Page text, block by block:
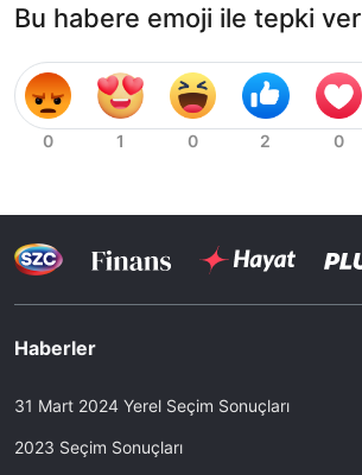
Bu habere emoji ile tepki ver
Haberler
31 Mart 2024 Yerel Seçim Sonuçları
2023 Seçim Sonuçları